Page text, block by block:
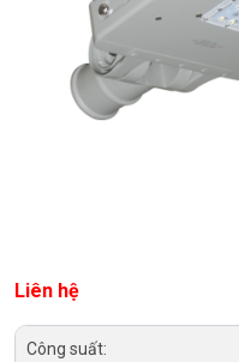
Liên hệ
Công suất: